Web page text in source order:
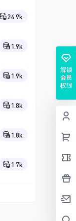
24.9k
1.9k
1.9k
1.8k
1.8k
1.7k
解锁
会员
权限